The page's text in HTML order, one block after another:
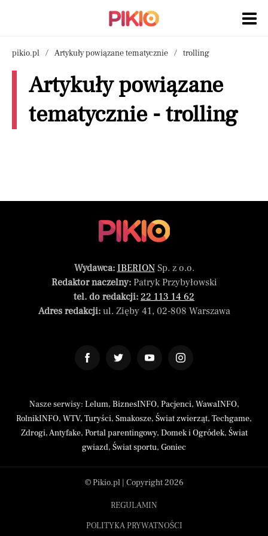
pikio.pl Artykuły powiązane tematycznie trolling
Artykuły powiązane
tematycznie - trolling
Wydawca: IBERIONSp. z o.o.
Redaktor naczelny:Patryk Przybyłowski
tel. do redakcji: 22 113 14 62
Adres redakcji:ul. Zięby 41, 02-808 Warszawa
Nasze serwisy: Lelum, BiznesINFO, Pacjenci, WawaINFO,
RolnikINFO, WTV, Turyści, Smakosze, Świat zwierząt, Techgame,
Zdrogi,Antyfake, Portal parentingowy, Domek i Ogródek, Świat
gwiazd, Świat sportu, Goniec
© Pikio.pl | Copyright 2026
REGULAMIN
POLITYKA PRYWATNOŚCI